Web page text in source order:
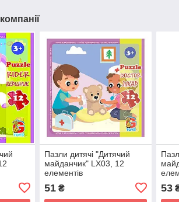
Пазли дитячі "Дитячий
майданчик" LX03, 12
елементів
51₴ 53